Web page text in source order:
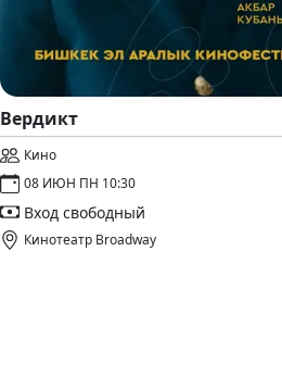
Вердикт
Кино
08 ИЮН ПН 10:30
Вход свободный
Кинотеатр Broadway